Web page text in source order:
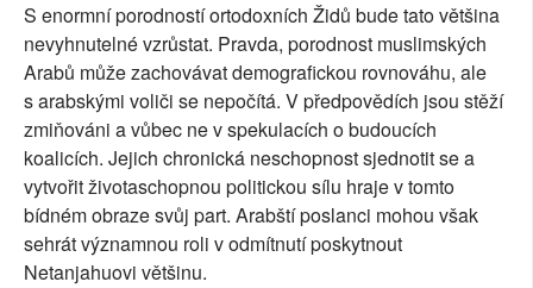
S enormní porodností ortodoxních Židů bude tato většina
nevyhnutelné vzrůstat. Pravda, porodnost muslimských
Arabů může zachovávat demografickou rovnováhu, ale
s arabskými voliči se nepočítá. V předpovědích jsou stěží
zmiňováni a vůbec ne v spekulacích o budoucích
koalicích. Jejich chronická neschopnost sjednotit se a
vytvořit životaschopnou politickou sílu hraje v tomto
bídném obraze svůj part. Arabští poslanci mohou však
sehrát významnou roli v odmítnutí poskytnout
Netanjahuovi většinu.